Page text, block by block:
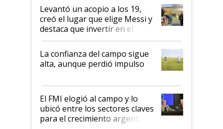
Levantó un acopio a los 19,
creó el lugar que elige Messi y
destaca que invertir en el
kirchnerismo era como "darle
plata a un hijo para droga":
Juan Félix Rossetti, el libertario
que de una dura crisis salió
de Milei
La confianza del campo sigue
alta, aunque perdió impulso
El FMI elogió al campo y lo
ubicó entre los sectores claves
para el crecimiento argentino